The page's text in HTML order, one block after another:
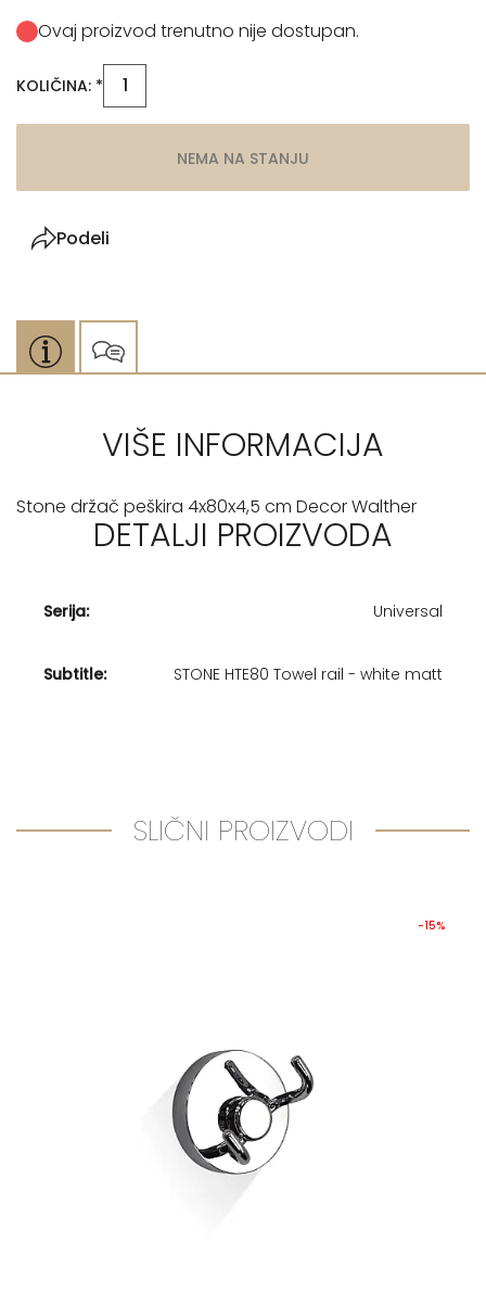
Ovaj proizvod trenutno nije dostupan.
KOLIČINA: *
NEMA NA STANJU
Podeli
VIŠE INFORMACIJA
Stone držač peškira 4x80x4,5 cm Decor Walther
DETALJI PROIZVODA
Serija: Universal
Subtitle: STONE HTE80 Towel rail - white matt
SLIČNI PROIZVODI
-15%